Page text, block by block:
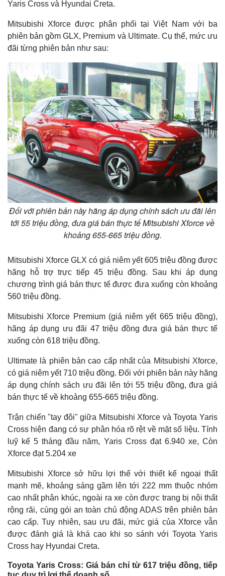
Pháp luật
Vụ án
Tư vấn luật
Quân sự - Quốc phòng
Phân tích
Yaris Cross và Hyundai Creta.
Mitsubishi Xforce được phân phối tại Việt Nam với ba
phiên bản gồm GLX, Premium và Ultimate. Cụ thể, mức ưu
đãi từng phiên bản như sau:
Đối với phiên bản này hãng áp dụng chính sách ưu đãi lên
tới 55 triệu đồng, đưa giá bán thực tế Mitsubishi Xforce về
khoảng 655-665 triệu đồng.
Mitsubishi Xforce GLX có giá niêm yết 605 triệu đồng được
hãng hỗ trợ trực tiếp 45 triệu đồng. Sau khi áp dụng
chương trình giá bán thực tế được đưa xuống còn khoảng
560 triệu đồng.
Mitsubishi Xforce Premium (giá niêm yết 665 triệu đồng),
hãng áp dụng ưu đãi 47 triệu đồng đưa giá bán thực tế
xuống còn 618 triệu đồng.
Ultimate là phiên bản cao cấp nhất của Mitsubishi Xforce,
có giá niêm yết 710 triệu đồng. Đối với phiên bản này hãng
áp dụng chính sách ưu đãi lên tới 55 triệu đồng, đưa giá
bán thực tế về khoảng 655-665 triệu đồng.
Trận chiến "tay đôi" giữa Mitsubishi Xforce và Toyota Yaris
Cross hiện đang có sự phân hóa rõ rệt về mặt số liệu. Tính
luỹ kế 5 tháng đầu năm, Yaris Cross đạt 6.940 xe, Còn
Xforce đạt 5.204 xe
Mitsubishi Xforce sở hữu lợi thế với thiết kế ngoại thất
mạnh mẽ, khoảng sáng gầm lên tới 222 mm thuộc nhóm
cao nhất phân khúc, ngoài ra xe còn được trang bị nội thất
rộng rãi, cùng gói an toàn chủ động ADAS trên phiên bản
cao cấp. Tuy nhiên, sau ưu đãi, mức giá của Xforce vẫn
được đánh giá là khá cao khi so sánh với Toyota Yaris
Cross hay Hyundai Creta.
Toyota Yaris Cross: Giá bán chỉ từ 617 triệu đồng, tiếp